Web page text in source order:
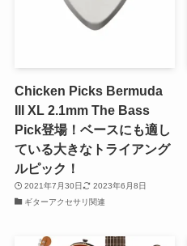
Chicken Picks Bermuda
III XL 2.1mm The Bass
Pick登場！ベースにも適し
ている大きなトライアング
ルピック！
2021年7月30日
2023年6月8日
ギターアクセサリ関連